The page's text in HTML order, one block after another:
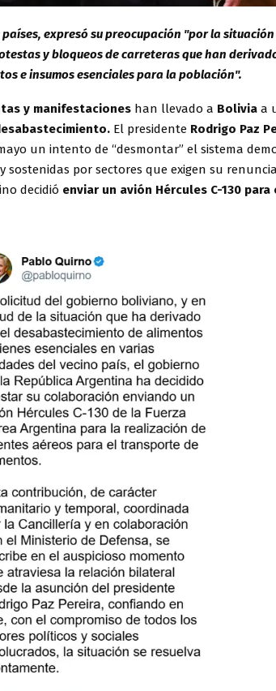
expresó su preocupación "por la
y bloqueos de carreteras que han
e insumos esenciales para la población".
y manifestaciones han llevado a Bolivia a
El presidente Rodrigo Paz
un intento de “desmontar” el sistema
sostenidas por sectores que exigen su
decidió enviar un avión Hércules C-130 para